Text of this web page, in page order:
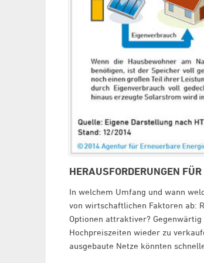
HERAUSFORDERUNGEN
In welchem Umfang und wann
von wirtschaftlichen Faktoren ab:
Optionen attraktiver?
Hochpreiszeiten wieder zu
ausgebaute Netze könnten